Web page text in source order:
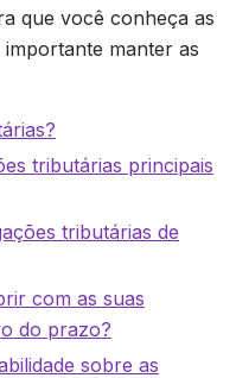
que você conheça as
manter as
tributárias principais
tributárias de
com as suas
do prazo?
sobre as